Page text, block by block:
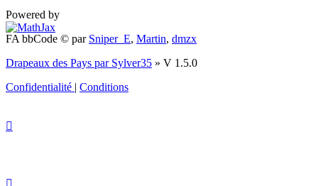
nouvel
Powered by
FA bbCode © par Sniper_E, Martin, dmzx
Drapeaux des Pays par Sylver35 » V 1.5.0
Confidentialité | Conditions